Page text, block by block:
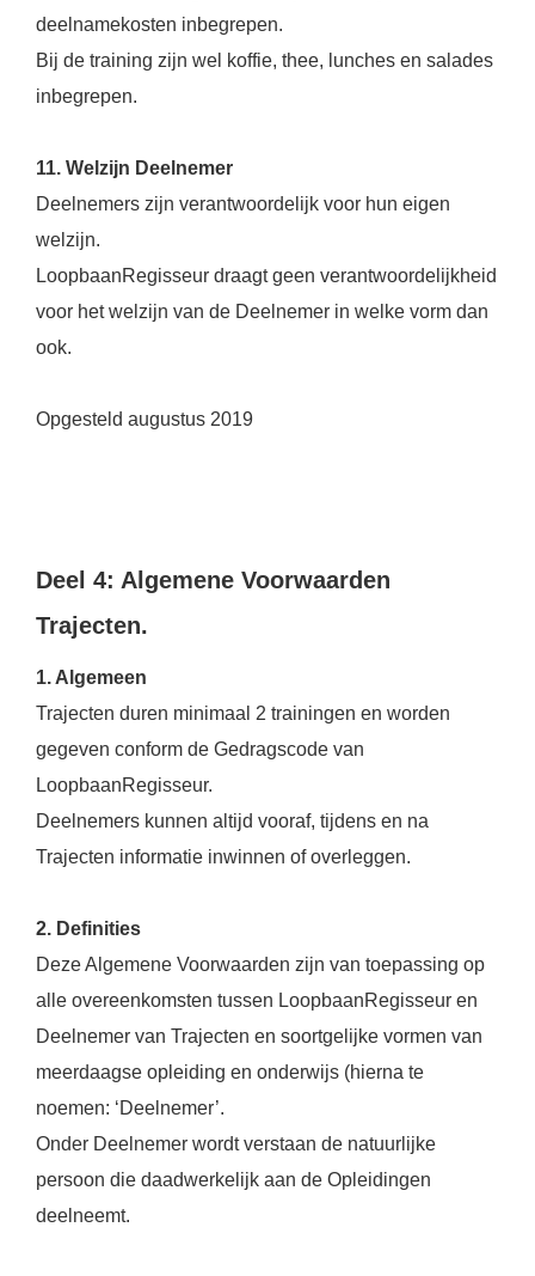
deelnamekosten inbegrepen.
Bij de training zijn wel koffie, thee, lunches en salades
inbegrepen.
11. Welzijn Deelnemer
Deelnemers zijn verantwoordelijk voor hun eigen
welzijn.
LoopbaanRegisseur draagt geen verantwoordelijkheid
voor het welzijn van de Deelnemer in welke vorm dan
ook.
Opgesteld augustus 2019
Deel 4: Algemene Voorwaarden
Trajecten.
1. Algemeen
Trajecten duren minimaal 2 trainingen en worden
gegeven conform de Gedragscode van
LoopbaanRegisseur.
Deelnemers kunnen altijd vooraf, tijdens en na
Trajecten informatie inwinnen of overleggen.
2. Definities
Deze Algemene Voorwaarden zijn van toepassing op
alle overeenkomsten tussen LoopbaanRegisseur en
Deelnemer van Trajecten en soortgelijke vormen van
meerdaagse opleiding en onderwijs (hierna te
noemen: ‘Deelnemer’.
Onder Deelnemer wordt verstaan de natuurlijke
persoon die daadwerkelijk aan de Opleidingen
deelneemt.